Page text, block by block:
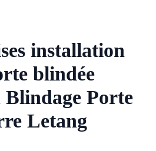
installation
blindée
Porte
Letang